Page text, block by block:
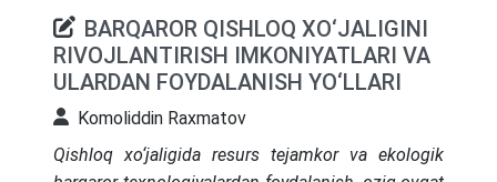
toʻgʻrisida”gi qonun hamda 2024-yil 10-iyuldagi
PQ-249-sonli “Davlat xaridlari tizimini
takomillashtirish va unda kichik tadbirkorlik
subyektlari ishtirokini ragʻbatlantirish chora-
elektron doʻkonlar yordamida amalga oshirish
BARQAROR QISHLOQ XO‘JALIGINI
RIVOJLANTIRISH IMKONIYATLARI VA
ULARDAN FOYDALANISH YO‘LLARI
Komoliddin Raxmatov
Qishloq xo‘jaligida resurs tejamkor va ekologik